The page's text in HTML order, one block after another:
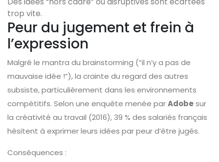
trop vite.
Peur du jugement et frein à
l’expression
Malgré le mantra du brainstorming (“il n’y a pas de
mauvaise idée !”), la crainte du regard des autres
subsiste, particulièrement dans les environnements
compétitifs. Selon une enquête menée parAdobesur
la créativité au travail (2016), 39 % des salariés français
hésitent à exprimer leurs idées par peur d’être jugés.
Conséquences :